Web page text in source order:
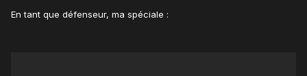
En tant que défenseur, ma spéciale :